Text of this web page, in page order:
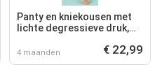
Panty en kniekousen met
lichte degressieve druk,
4 maanden € 22,99